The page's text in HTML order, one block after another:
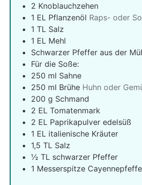
2 Knoblauchzehen
1 EL Pflanzenöl Raps- oder
1 TL Salz
1 EL Mehl
Schwarzer Pfeffer aus der
Für die Soße:
250 ml Sahne
250 ml Brühe Huhn oder
200 g Schmand
2 EL Tomatenmark
2 EL Paprikapulver edelsüß
1 EL italienische Kräuter
1,5 TL Salz
½ TL schwarzer Pfeffer
1 Messerspitze